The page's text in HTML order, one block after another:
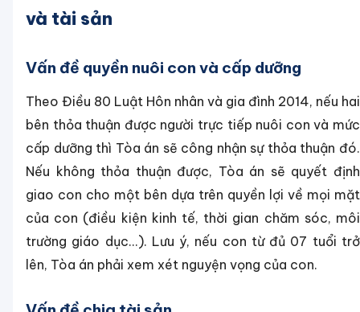
và tài sản
Vấn đề quyền nuôi con và cấp dưỡng
Theo Điều 80 Luật Hôn nhân và gia đình 2014, nếu hai
bên thỏa thuận được người trực tiếp nuôi con và mức
cấp dưỡng thì Tòa án sẽ công nhận sự thỏa thuận đó.
Nếu không thỏa thuận được, Tòa án sẽ quyết định
giao con cho một bên dựa trên quyền lợi về mọi mặt
của con (điều kiện kinh tế, thời gian chăm sóc, môi
trường giáo dục...). Lưu ý, nếu con từ đủ 07 tuổi trở
lên, Tòa án phải xem xét nguyện vọng của con.